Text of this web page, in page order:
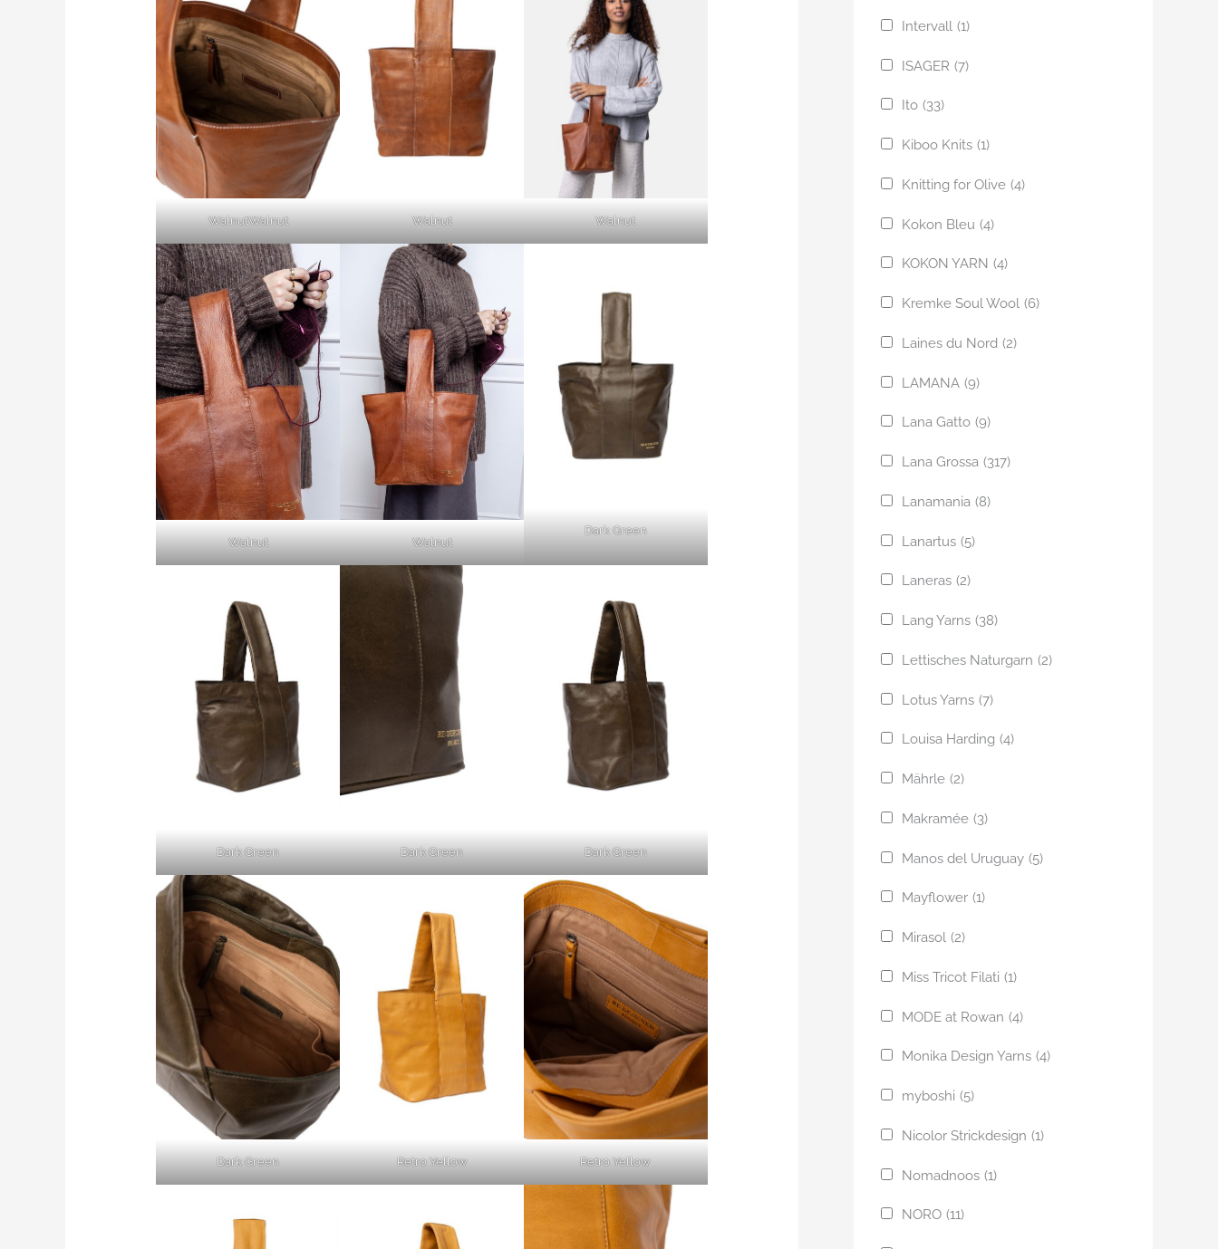
WalnutWalnut Walnut Walnut
Walnut Walnut
Dark Green
Dark Green Dark Green Dark Green
Dark Green Retro Yellow Retro Yellow
Intervall (1)
ISAGER (7)
Ito (33)
Kiboo Knits (1)
Knitting for Olive (4)
Kokon Bleu (4)
KOKON YARN (4)
Kremke Soul Wool (6)
Laines du Nord (2)
LAMANA (9)
Lana Gatto (9)
Lana Grossa (317)
Lanamania (8)
Lanartus (5)
Laneras (2)
Lang Yarns (38)
Lettisches Naturgarn (2)
Lotus Yarns (7)
Louisa Harding (4)
Mährle (2)
Makramée (3)
Manos del Uruguay (5)
Mayflower (1)
Mirasol (2)
Miss Tricot Filati (1)
MODE at Rowan (4)
Monika Design Yarns (4)
myboshi (5)
Nicolor Strickdesign (1)
Nomadnoos (1)
NORO (11)